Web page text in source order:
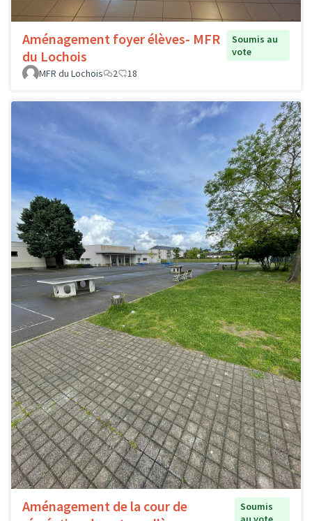
Aménagement foyer élèves- MFR
du Lochois
Soumis au
vote
MFR du Lochois
2 18
Aménagement de la cour de
Soumis